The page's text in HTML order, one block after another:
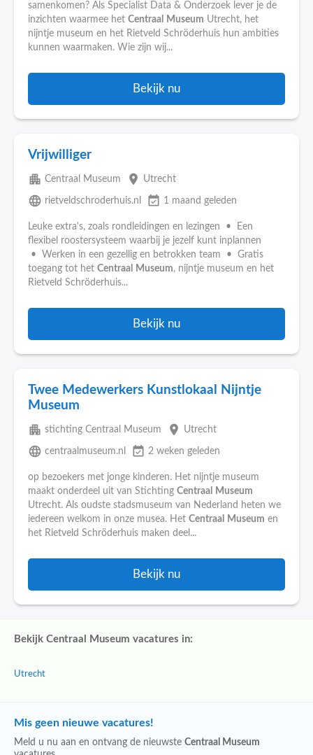
samenkomen? Als Specialist Data & Onderzoek lever je de
inzichten waarmee het Centraal Museum Utrecht, het
nijntje museum en het Rietveld Schröderhuis hun ambities
kunnen waarmaken. Wie zijn wij...
Bekijk nu
Vrijwilliger
apartment Centraal Museum place Utrecht
language rietveldschroderhuis.nl event_available 1 maand geleden
Leuke extra's, zoals rondleidingen en lezingen • Een
flexibel roostersysteem waarbij je jezelf kunt inplannen
• Werken in een gezellig en betrokken team • Gratis
toegang tot het Centraal Museum, nijntje museum en het
Rietveld Schröderhuis...
Bekijk nu
Twee Medewerkers Kunstlokaal Nijntje
Museum
apartment stichting Centraal Museum place Utrecht
language centraalmuseum.nl event_available 2 weken geleden
op bezoekers met jonge kinderen. Het nijntje museum
maakt onderdeel uit van Stichting Centraal
Museum
Utrecht. Als oudste stadsmuseum van Nederland heten we
iedereen welkom in onze musea. Het Centraal Museum en
het Rietveld Schröderhuis maken deel...
Bekijk nu
Bekijk Centraal Museum vacatures in:
Utrecht
Mis geen nieuwe vacatures!
Meld u nu aan en ontvang de nieuwste Centraal Museum